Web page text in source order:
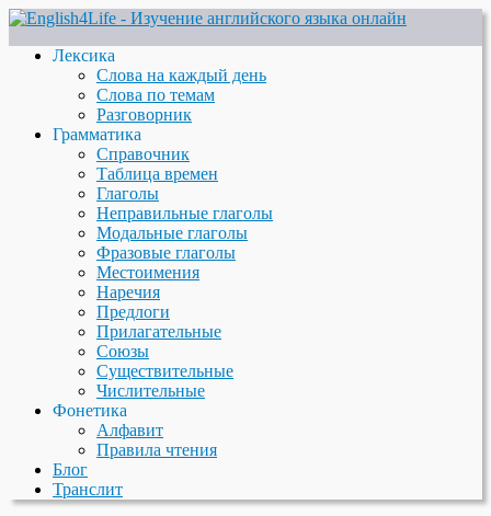
Лексика
Слова на каждый день
Слова по темам
Разговорник
Грамматика
Справочник
Таблица времен
Глаголы
Неправильные глаголы
Модальные глаголы
Фразовые глаголы
Местоимения
Наречия
Предлоги
Прилагательные
Союзы
Существительные
Числительные
Фонетика
Алфавит
Правила чтения
Блог
Транслит